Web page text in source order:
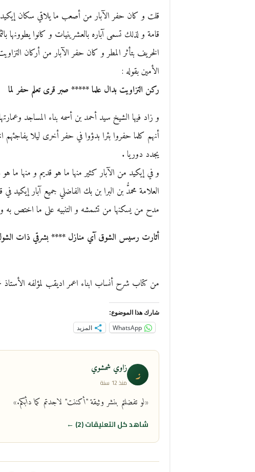
قلت و كان حفر الآبار من أصعب ما يلاقي سكان إيكيد
قامة و لذلك تسمى آباره بالعشرينيات و كانوا يطوونها
الخريف بتأثر المطر و كان حفر الآبار من أركان
الأمين بقوله :
ركن التزاويت بدال علما ***** صبر قرى تعلم حفر لما
و زاد فيها الشيخ سيد أحمد بن أسمه بناء المساجد
أنهم كلما حفروا بئرا بدؤوا في حفر أخرى ليلا يفاجئهم
يجدد دوريا .
و في إيكيد من الآبار كثير منها ما هو قديم و منها
العلامة محمدُّ بن البرا بن بك الفاضلي جميع آبار
مدح من يسكنها من تشمشه و التنبيه على ما اختص به
أثارت رسيس الشوق آي منازل **** بشرقي ذات
من كتاب شرح أنساب ابناء اعمر اديقب لمؤلفه
شارك هذا الموضوع:
WhatsApp المزيد
ز زاوي شمشوي
منذ 12 سنة
«لو تفضلتم بنشر وثيقة "أكننت" لاجدتم كما دأبكم.»
شاهد كل التعليقات (2) ←